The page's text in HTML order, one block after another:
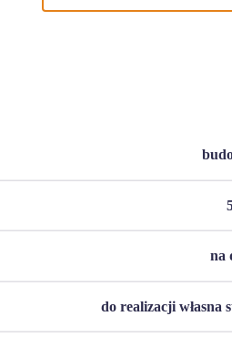
na
do realizacji własna